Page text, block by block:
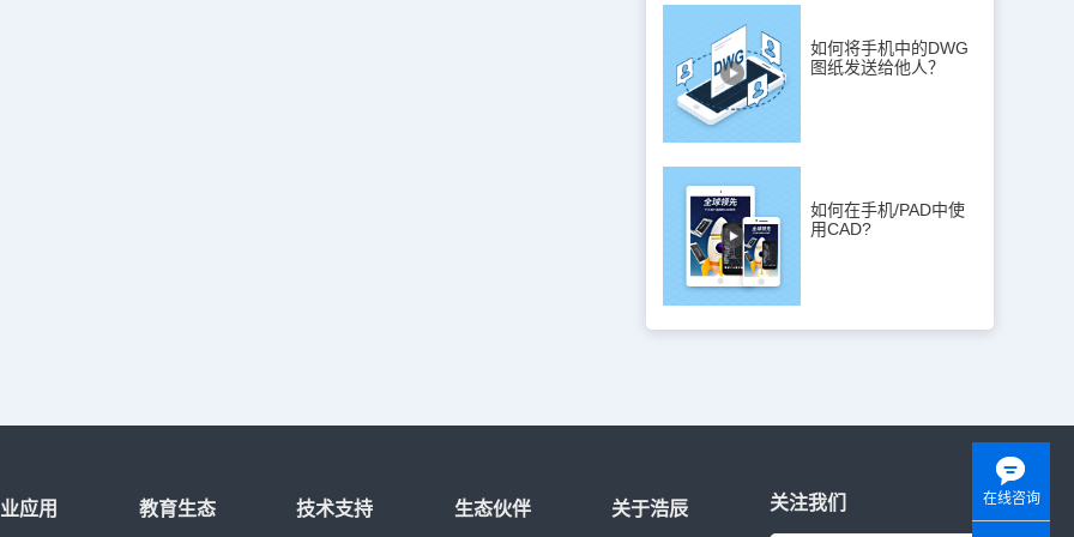
如何将手机中的DWG
图纸发送给他人？
如何在手机/PAD中使
用CAD?
应用 教育生态 技术支持 生态伙伴 关于浩辰 关注我们 在线咨询